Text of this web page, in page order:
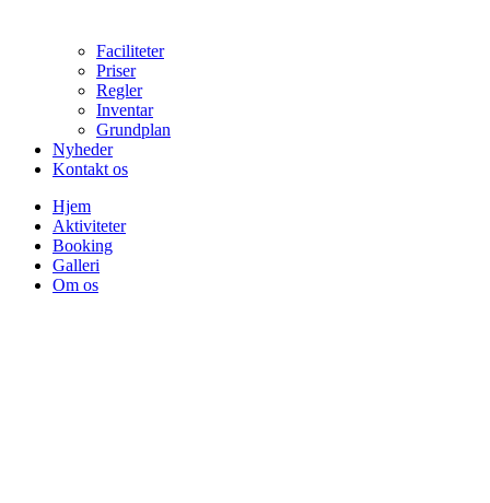
Faciliteter
Priser
Regler
Inventar
Grundplan
Nyheder
Kontakt os
Hjem
Aktiviteter
Booking
Galleri
Om os